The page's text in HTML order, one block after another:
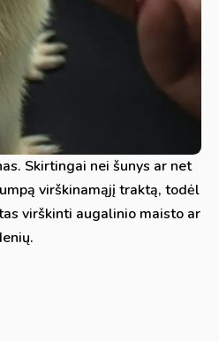
Skirtingai nei šunys ar net
virškinamąjį traktą, todėl
virškinti augalinio maisto ar